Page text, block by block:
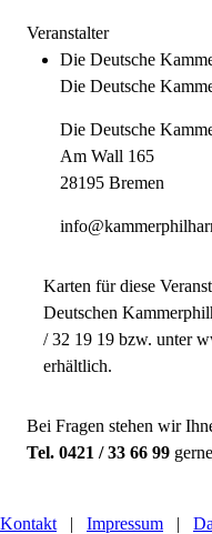
Veranstalter
Die Deutsche
Die Deutsche
Die Deutsche
Am Wall 165
28195 Bremen
Karten für diese
Deutschen
/ 32 19 19 bzw. unter
erhältlich.
Bei Fragen stehen wir
Tel. 0421 / 33 66 99
Kontakt | Impressum |